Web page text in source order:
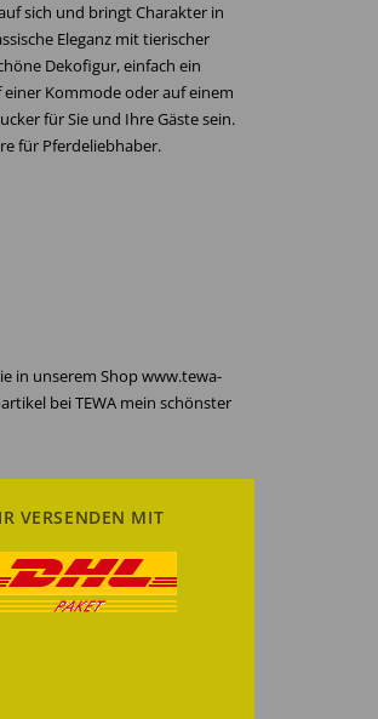
sich und bringt Charakter in
Eleganz mit tierischer
Dekofigur, einfach ein
Kommode oder auf einem
für Sie und Ihre Gäste sein.
für Pferdeliebhaber.
in unserem Shop www.tewa-
bei TEWA mein schönster
VERSENDEN MIT